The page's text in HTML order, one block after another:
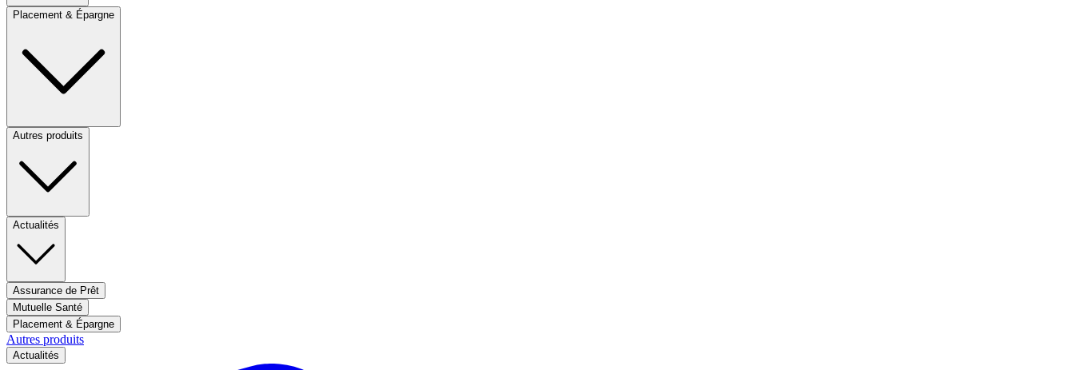
Placement & Épargne
Autres produits
Actualités
Assurance de Prêt
Mutuelle Santé
Placement & Épargne
Autres produits
Actualités